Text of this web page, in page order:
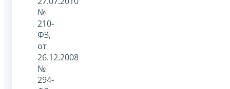
№
210-
ФЗ,
от
26.12.2008
№
294-